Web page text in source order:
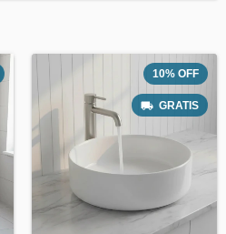
10% OFF
GRATIS